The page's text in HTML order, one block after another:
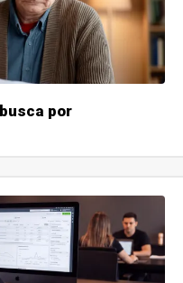
por